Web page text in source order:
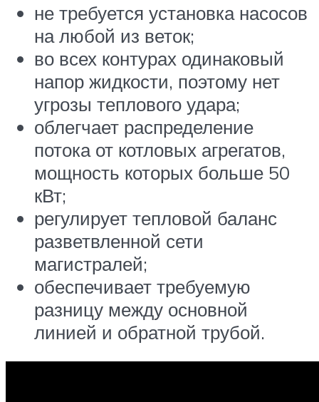
не требуется установка насосов
на любой из веток;
во всех контурах одинаковый
напор жидкости, поэтому нет
угрозы теплового удара;
облегчает распределение
потока от котловых агрегатов,
мощность которых больше 50
кВт;
регулирует тепловой баланс
разветвленной сети
магистралей;
обеспечивает требуемую
разницу между основной
линией и обратной трубой.